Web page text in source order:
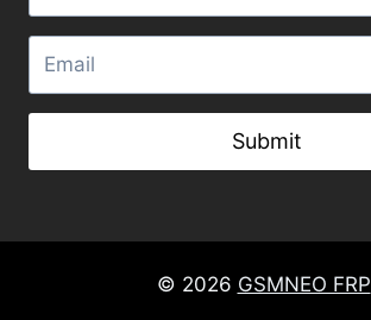
Submit
© 2026 GSMNEO FRP